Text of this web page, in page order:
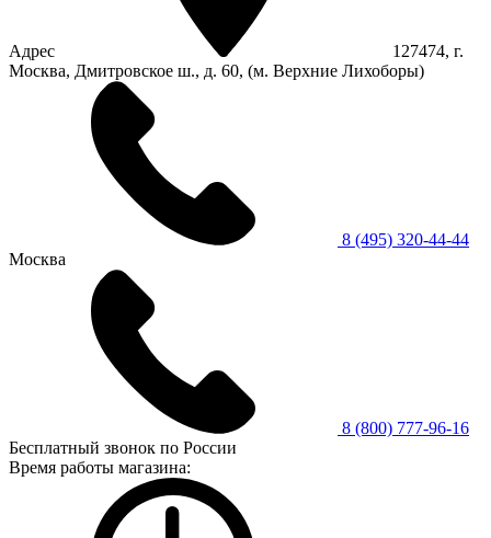
Адрес
127474, г.
Москва, Дмитровское ш., д. 60, (м. Верхние Лихоборы)
8 (495) 320-44-44
Москва
8 (800) 777-96-16
Бесплатный звонок по России
Время работы магазина: